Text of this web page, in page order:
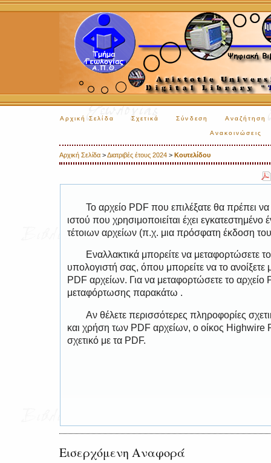
Αρχική Σελίδα Σχετικά Σύνδεση Αναζήτηση
Ανακοινώσεις
Αρχική Σελίδα >Διατριβές έτους 2024 > Κουτελίδου
Το αρχείο PDF που επιλέξατε θα πρέπει
ιστού που χρησιμοποιείται έχει
τέτοιων αρχείων (π.χ. μια πρόσφατη έκδοση
Εναλλακτικά μπορείτε να μεταφορτώσετε
υπολογιστή σας, όπου μπορείτε να το
PDF αρχείων. Για να μεταφορτώσετε το
μεταφόρτωσης παρακάτω .
Αν θέλετε περισσότερες πληροφορίες
και χρήση των PDF αρχείων, ο οίκος Highwire
σχετικό με τα PDF.
Εισερχόμενη Αναφορά